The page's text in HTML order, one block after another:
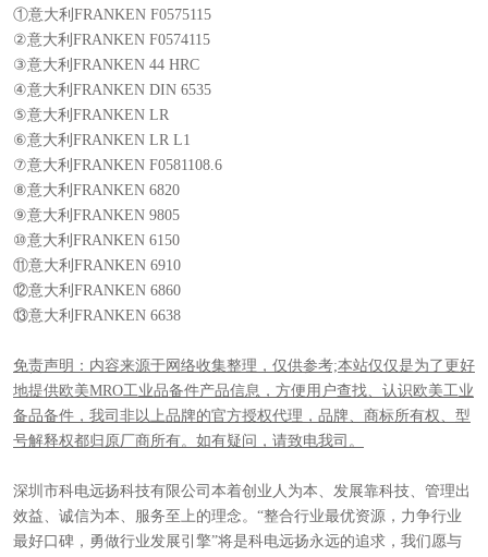
①意大利FRANKEN F0575115
②意大利FRANKEN F0574115
③意大利FRANKEN 44 HRC
④意大利FRANKEN DIN 6535
⑤意大利FRANKEN LR
⑥意大利FRANKEN LR L1
⑦意大利FRANKEN F0581108.6
⑧意大利FRANKEN 6820
⑨意大利FRANKEN 9805
⑩意大利FRANKEN 6150
⑪意大利FRANKEN 6910
⑫意大利FRANKEN 6860
⑬意大利FRANKEN 6638
免责声明：内容来源于网络收集整理，仅供参考;本站仅仅是为了更好
地提供欧美MRO工业品备件产品信息，方便用户查找、认识欧美工业
备品备件，我司非以上品牌的官方授权代理，品牌、商标所有权、型
号解释权都归原厂商所有。如有疑问，请致电我司。
​深圳市科电远扬科技有限公司本着创业人为本、发展靠科技、管理出
效益、诚信为本、服务至上的理念。“整合行业最优资源，力争行业
最好口碑，勇做行业发展引擎”将是科电远扬永远的追求，我们愿与